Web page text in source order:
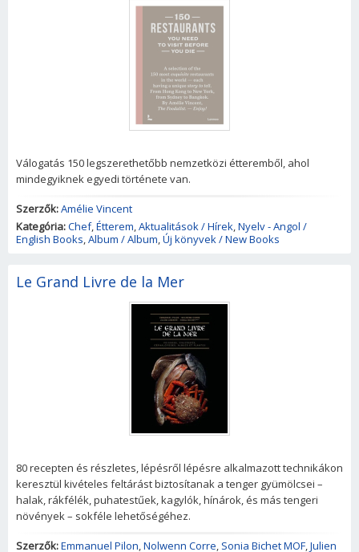
Válogatás 150 legszerethetőbb nemzetközi étteremből, ahol
mindegyiknek egyedi története van.
Szerzők:Amélie Vincent
Kategória:Chef,Étterem,Aktualitások / Hírek,Nyelv - Angol /
English Books,Album / Album,Új könyvek / New Books
Le Grand Livre de la Mer
80 recepten és részletes, lépésről lépésre alkalmazott technikákon
keresztül kivételes feltárást biztosítanak a tenger gyümölcsei –
halak, rákfélék, puhatestűek, kagylók, hínárok, és más tengeri
növények – sokféle lehetőségéhez.
Szerzők:Emmanuel Pilon,Nolwenn Corre, Sonia Bichet MOF,Julien